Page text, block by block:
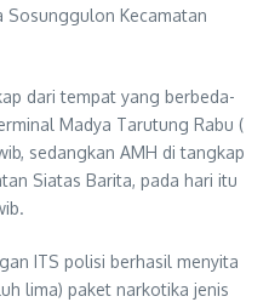
Sosunggulon Kecamatan
dari tempat yang berbeda-
Madya Tarutung Rabu (
sedangkan AMH di tangkap
Siatas Barita, pada hari itu
ITS polisi berhasil menyita
lima) paket narkotika jenis